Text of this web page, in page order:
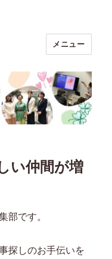
｜看護師のお
テーション】
メニュー
い仲間が増
部です。
探しのお手伝いを